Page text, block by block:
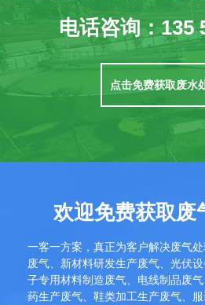
电话咨询：135
点击免费获取废水
欢迎免费获取废
一客一方案，真正为客户解决废气
废气、新材料研发生产废气、光伏
子专用材料制造废气、电线制品废
药生产废气、鞋类加工生产废气、